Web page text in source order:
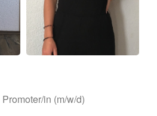
in (m/w/d)